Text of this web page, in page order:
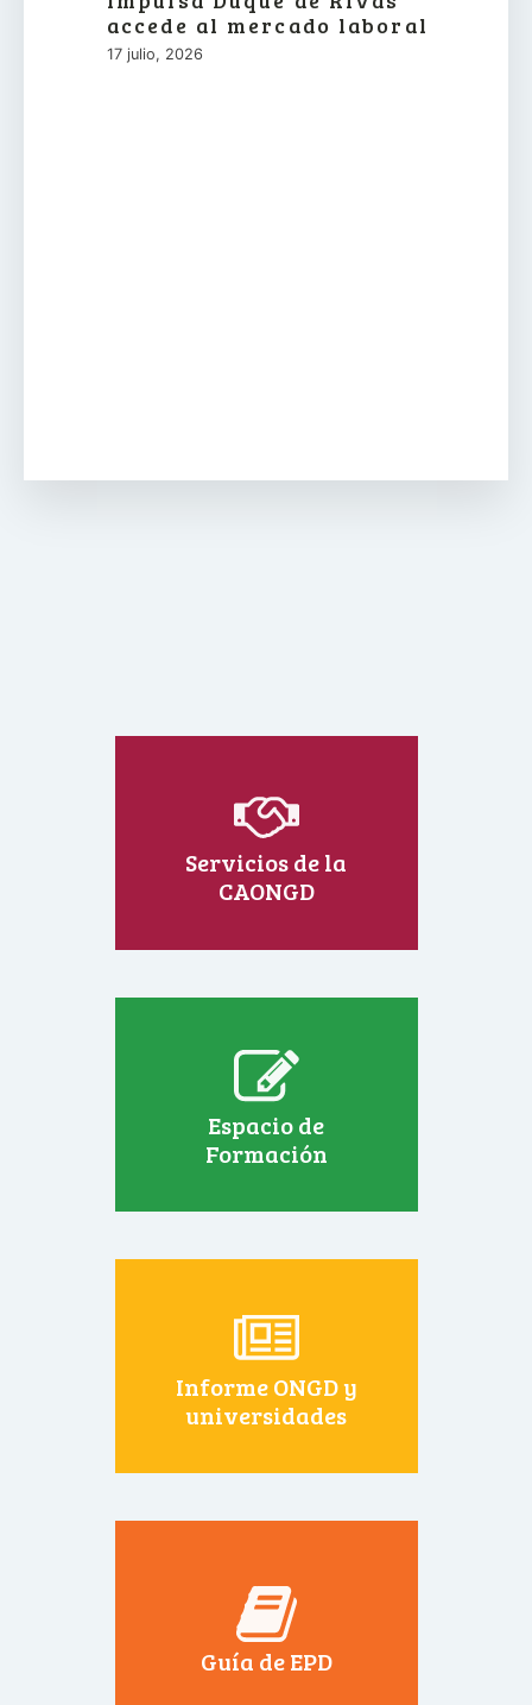
accede al mercado laboral
17 julio, 2026
Servicios de la
CAONGD
Espacio de
Formación
Informe ONGD y
universidades
Guía de EPD